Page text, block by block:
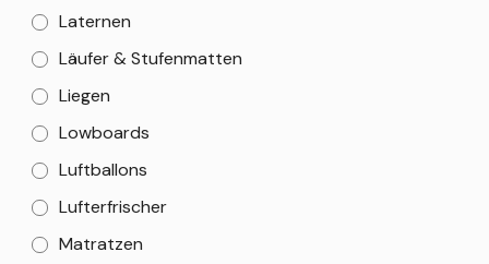
Laternen
Läufer & Stufenmatten
Liegen
Lowboards
Luftballons
Lufterfrischer
Matratzen